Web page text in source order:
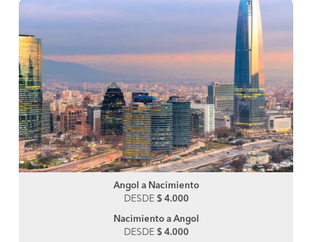
Angol a Nacimiento
DESDE $ 4.000
Nacimiento a Angol
DESDE $ 4.000